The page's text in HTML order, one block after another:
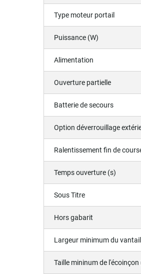
Type moteur portail
Puissance (W)
Alimentation
Ouverture partielle
Batterie de secours
Option déverrouillage
Ralentissement fin de
Temps ouverture (s)
Sous Titre
Hors gabarit
Largeur minimum du
Taille mininum de l'écoinçon